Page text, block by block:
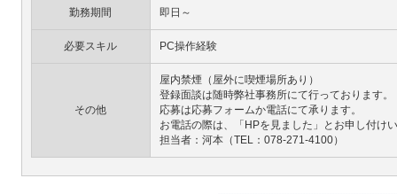
勤務期間 即日～
必要スキル PC操作経験
その他
屋内禁煙（屋外に喫煙場所あり）
登録面談は随時弊社事務所にて行っております。
応募は応募フォームか電話にて承ります。
お電話の際は、「HPを見ました」とお申し付け
担当者：河本（TEL：078-271-4100）